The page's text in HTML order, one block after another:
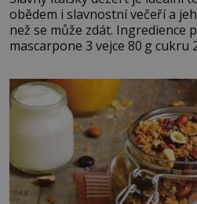
obědem i slavnostní večeří a
než se může zdát. Ingredience pro
mascarpone 3 vejce 80 g cukru 200 g cukrářských
posypání Postup: Oddělte
vyšlehejte s cukrem do světlé
vmíchejte mascarpone, aby